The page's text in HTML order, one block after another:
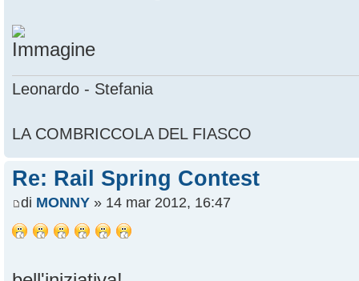
Leonardo - Stefania
LA COMBRICCOLA DEL FIASCO
Re: Rail Spring Contest
di MONNY » 14 mar 2012, 16:47